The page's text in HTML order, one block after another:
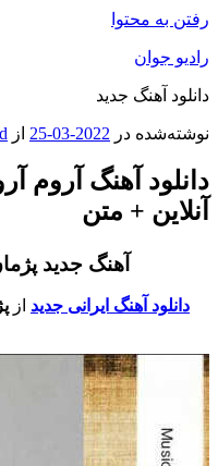
به محتوا
جوان
آهنگ جدید
در 2022-03-25 از
آهنگ آروم
+ متن
آهنگ جدید
دانلود آهنگ ایرانی جدید از